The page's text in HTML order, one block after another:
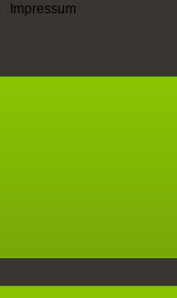
Impressum